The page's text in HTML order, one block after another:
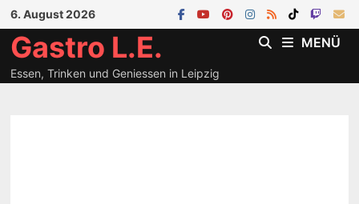
Zum
Inhalt
springen
6. August 2026
Gastro L.E.
Essen, Trinken und Geniessen in Leipzig
MENÜ